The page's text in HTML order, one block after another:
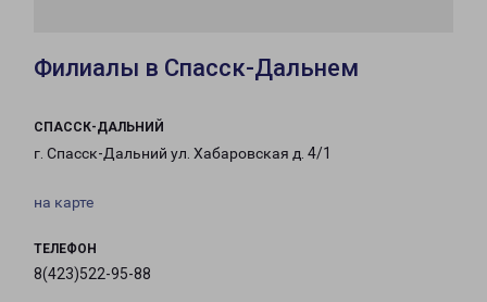
Филиалы в Спасск-Дальнем
СПАССК-ДАЛЬНИЙ
г. Спасск-Дальний ул. Хабаровская д. 4/1
на карте
ТЕЛЕФОН
8(423)522-95-88